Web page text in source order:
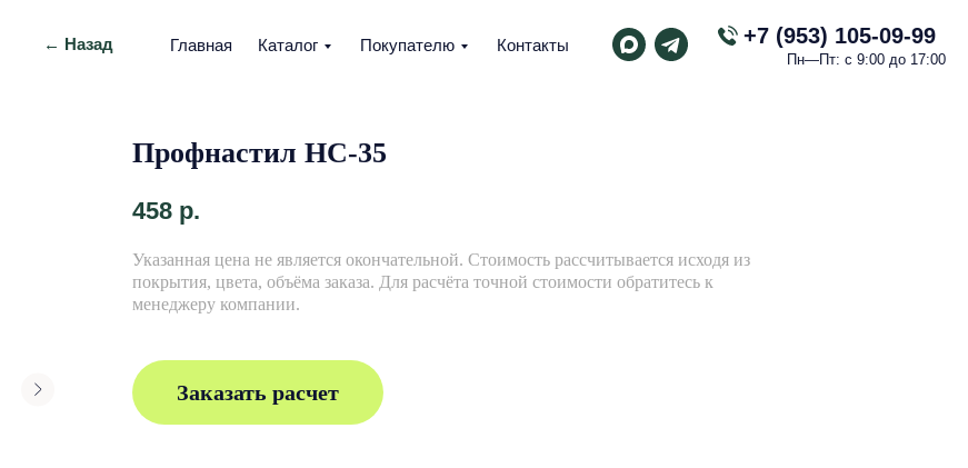
Пн—Пт: с 9:00 до 17:00
Главная Каталог Контакты
Покупателю +7 (953) 105-09-99
← Назад
Профнастил НС-35
458 р.
Указанная цена не является окончательной. Стоимость рассчитывается исходя из
покрытия, цвета, объёма заказа. Для расчёта точной стоимости обратитесь к
менеджеру компании.
Заказать расчет